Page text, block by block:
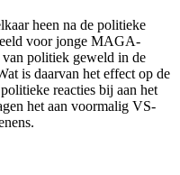
heen na de politieke
voor jonge MAGA-
van politiek geweld in de
is daarvan het effect op de
reacties bij aan het
het aan voormalig VS-